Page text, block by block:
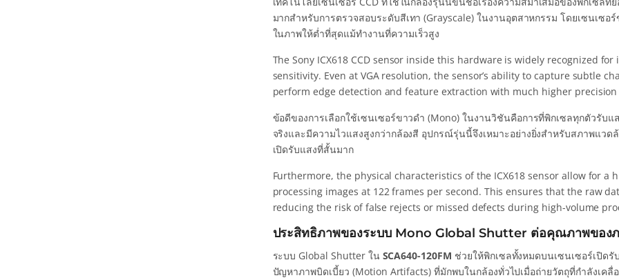
มากสำหรับการตรวจสอบระดับสีเทา (Grayscale) ในงานอุตสาหกรรม โดยเซนเ
ในภาพให้ต่ำที่สุดแม้ทำงานที่ความเร็วสูง
The Sony ICX618 CCD sensor inside this hardware is widely recognized
sensitivity. Even at VGA resolution, the sensor’s ability to capture subtle
perform edge detection and feature extraction with much higher
ข้อดีของการเลือกใช้เซนเซอร์ขาวดำ (Mono) ในงานวิชันคือการที่พิกเซลทุกตัวรับ
จริงและมีความไวแสงสูงกว่ากล้องสี อุปกรณ์รุ่นนี้จึงเหมาะอย่างยิ่งสำหรับสภาพแว
เปิดรับแสงที่สั้นมาก
Furthermore, the physical characteristics of the ICX618 sensor allow for
processing images at 122 frames per second. This ensures that the raw
reducing the risk of false rejects or missed defects during high-volume
ประสิทธิภาพของระบบ Mono Global Shutter ต่อคุณภาพของ
ระบบ Global Shutter ใน SCA640-120FM ช่วยให้พิกเซลทั้งหมดบนเซนเซอร์เปิด
ปัญหาภาพบิดเบี้ยว (Motion Artifacts) ที่มักพบในกล้องทั่วไปเมื่อถ่ายวัตถุที่กำลังเค